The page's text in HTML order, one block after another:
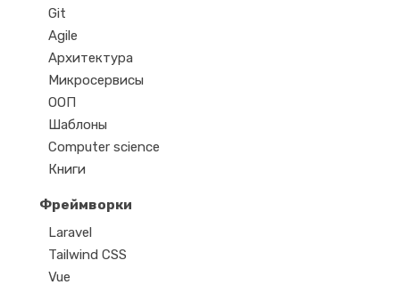
Git
Agile
Архитектура
Микросервисы
ООП
Шаблоны
Computer science
Книги
Фреймворки
Laravel
Tailwind CSS
Vue